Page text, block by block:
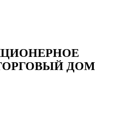
ДОМ